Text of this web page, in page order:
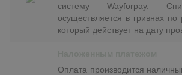
систему Wayforpay.
осуществляется в гривнах по
который действует на дату
Оплата производится